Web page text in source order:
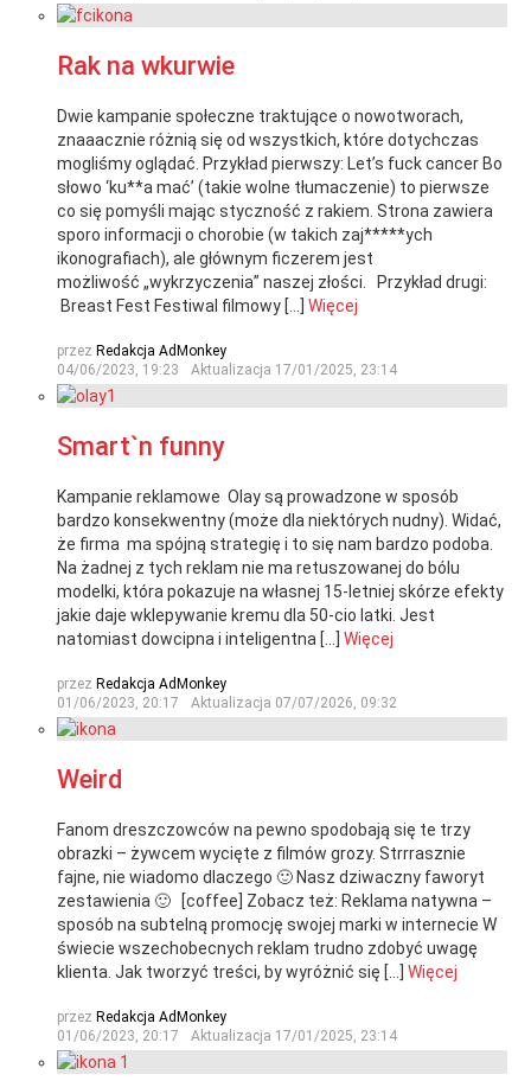
Rak na wkurwie
Dwie kampanie społeczne traktujące o nowotworach,
znaaacznie różnią się od wszystkich, które dotychczas
mogliśmy oglądać. Przykład pierwszy: Let’s fuck cancer Bo
słowo ‘ku**a mać’ (takie wolne tłumaczenie) to pierwsze
co się pomyśli mając styczność z rakiem. Strona zawiera
sporo informacji o chorobie (w takich zaj*****ych
ikonografiach), ale głównym ficzerem jest
możliwość „wykrzyczenia” naszej złości. Przykład drugi:
Breast Fest Festiwal filmowy […] Więcej
przez Redakcja AdMonkey
04/06/2023, 19:23
Aktualizacja 17/01/2025, 23:14
Smart`n funny
Kampanie reklamowe Olay są prowadzone w sposób
bardzo konsekwentny (może dla niektórych nudny). Widać,
że firma ma spójną strategię i to się nam bardzo podoba.
Na żadnej z tych reklam nie ma retuszowanej do bólu
modelki, która pokazuje na własnej 15-letniej skórze efekty
jakie daje wklepywanie kremu dla 50-cio latki. Jest
natomiast dowcipna i inteligentna […] Więcej
przez Redakcja AdMonkey
01/06/2023, 20:17
Aktualizacja 07/07/2026, 09:32
Weird
Fanom dreszczowców na pewno spodobają się te trzy
obrazki – żywcem wycięte z filmów grozy. Strrrasznie
fajne, nie wiadomo dlaczego 🙂 Nasz dziwaczny faworyt
zestawienia 🙂 [coffee] Zobacz też: Reklama natywna –
sposób na subtelną promocję swojej marki w internecie W
świecie wszechobecnych reklam trudno zdobyć uwagę
klienta. Jak tworzyć treści, by wyróżnić się […] Więcej
przez Redakcja AdMonkey
01/06/2023, 20:17
Aktualizacja 17/01/2025, 23:14